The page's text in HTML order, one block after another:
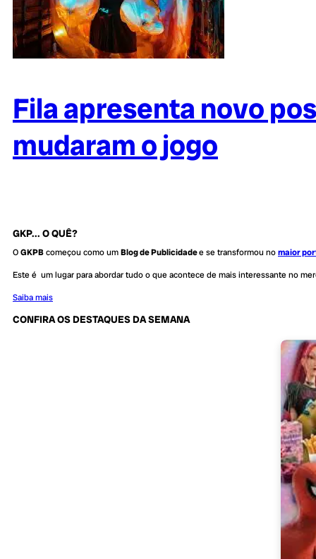
Fila apresenta novo
mudaram o jogo
GKP... O QUÊ?
OGKPBcomeçou como umBlog de Publicidadee se transformou nomaior
Este é um lugar para abordar tudo o que acontece de mais interessante no
Saiba mais
CONFIRA OS DESTAQUES DA SEMANA